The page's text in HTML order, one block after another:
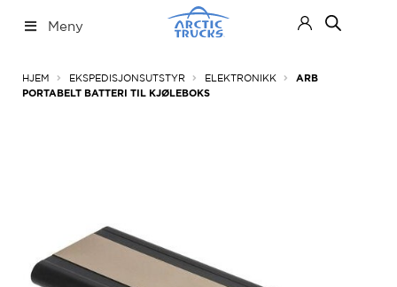
til
til
Meny
HJEM EKSPEDISJONSUTSTYR ELEKTRONIKK
ARB
PORTABELT BATTERI TIL KJØLEBOKS